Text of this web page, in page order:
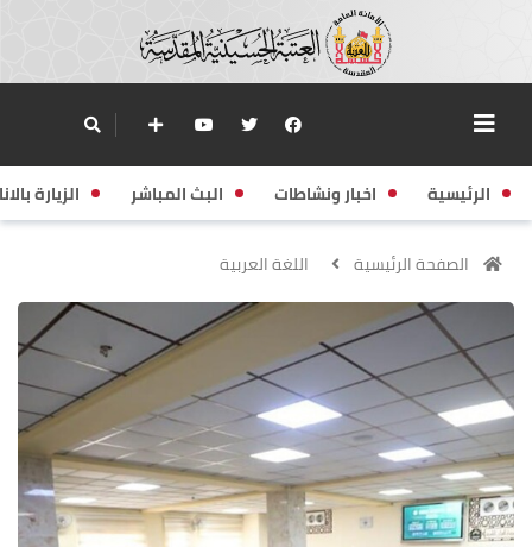
الرئيسية اخبار ونشاطات البث المباشر الزيارة
الصفحة الرئيسية اللغة العربية